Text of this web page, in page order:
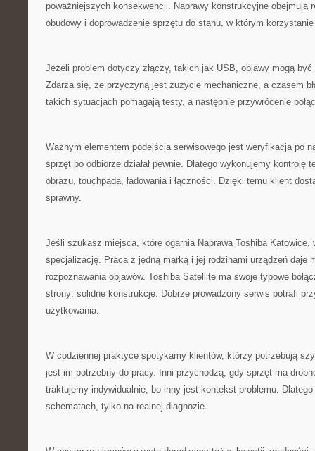
poważniejszych konsekwencji. Naprawy konstrukcyjne obejmują
obudowy i doprowadzenie sprzętu do stanu, w którym
Jeżeli problem dotyczy złączy, takich jak USB, objawy mogą być
Zdarza się, że przyczyną jest zużycie mechaniczne, a czasem
takich sytuacjach pomagają testy, a następnie przywrócenie
Ważnym elementem podejścia serwisowego jest weryfikacja po
sprzęt po odbiorze działał pewnie. Dlatego wykonujemy kontrolę
obrazu, touchpada, ładowania i łączności. Dzięki temu klient
sprawny.
Jeśli szukasz miejsca, które ogarnia Naprawa Toshiba Katowice,
specjalizację. Praca z jedną marką i jej rodzinami urządzeń daje
rozpoznawania objawów. Toshiba Satellite ma swoje typowe
strony: solidne konstrukcje. Dobrze prowadzony serwis potrafi
użytkowania.
W codziennej praktyce spotykamy klientów, którzy potrzebują
jest im potrzebny do pracy. Inni przychodzą, gdy sprzęt ma
traktujemy indywidualnie, bo inny jest kontekst problemu.
schematach, tylko na realnej diagnozie.